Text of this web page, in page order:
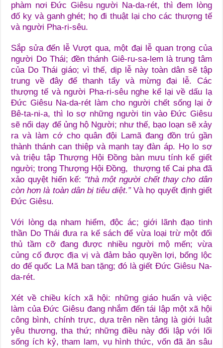
phàm nơi Đức Giêsu người Na-da-rét, thì đem lòng
đố kỵ và ganh ghét; họ đi thuật lại cho các thượng tế
và người Pha-ri-sêu.
Sắp sửa đến lễ Vượt qua, một đại lễ quan trọng của
người Do Thái; đền thánh Giê-ru-sa-lem là trung tâm
của Do Thái giáo; vì thế, dịp lễ này toàn dân sẽ tập
trung về đây để thanh tẩy và mừng đại lễ. Các
thượng tế và người Pha-ri-sêu nghe kể lại về dấu lạ
Đức Giêsu Na-da-rét làm cho người chết sống lại ở
Bê-ta-ni-a, thì lo sợ những người tin vào Đức Giêsu
sẽ nổi dạy để ủng hộ Người; như thế, bạo loạn sẽ xảy
ra và làm cớ cho quân đội Lamã đang đồn trú gần
thành thánh can thiệp và mạnh tay đàn áp. Họ lo sợ
và triệu tập Thượng Hội Đồng bàn mưu tính kế giết
người; trong Thượng Hội Đồng, thượng tế Cai pha đã
xảo quyệt hiến kế: “thà một người chết thay cho dân
còn hơn là toàn dân bị tiêu diệt.”Và họ quyết định giết
Đức Giêsu.
Với lòng dạ nham hiểm, độc ác; giới lãnh đạo tinh
thần Do Thái đưa ra kế sách để vừa loại trừ một đối
thủ tầm cỡ đang được nhiều người mộ mến; vừa
củng cố được địa vị và đảm bảo quyền lợi, bổng lộc
do đế quốc La Mã ban tặng; đó là giết Đức Giêsu Na-
da-rét.
Xét về chiều kích xã hội: những giáo huấn và việc
làm của Đức Giêsu đang nhắm đến tái lập một xã hội
công bình, chính trực, dựa trên nền tảng là giới luật
yêu thương, tha thứ; những điều này đối lập với lối
sống ích kỷ, tham lam, vụ hình thức, vốn đã ăn sâu